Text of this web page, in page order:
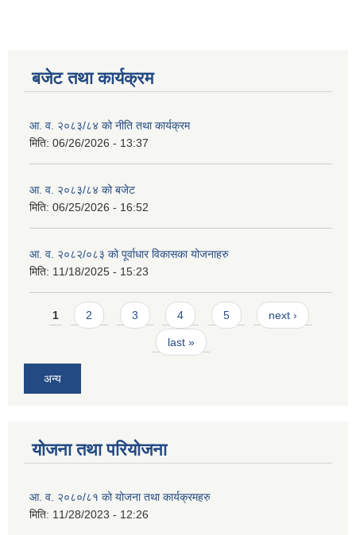
बजेट तथा कार्यक्रम
आ. व. २०८३/८४ को नीति तथा कार्यक्रम
मिति: 06/26/2026 - 13:37
आ. व. २०८३/८४ को बजेट
मिति: 06/25/2026 - 16:52
आ. व. २०८२/०८३ को पूर्वाधार विकासका योजनाहरु
मिति: 11/18/2025 - 15:23
Pages
1 2 3 4 5 next ›
last »
अन्य
योजना तथा परियोजना
आ. व. २०८०/८१ को योजना तथा कार्यक्रमहरु
मिति: 11/28/2023 - 12:26